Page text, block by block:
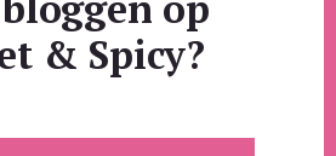
& Spicy?